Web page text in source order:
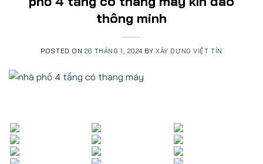
thông minh
POSTED ON 26 THÁNG 1, 2024 BYXÂY DỰNG VIỆT TÍN